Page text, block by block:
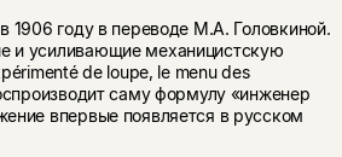
1906 году в переводе М.А. Головкиной.
и усиливающие механицистскую
de loupe, le menu des
саму формулу «инженер
впервые появляется в русском